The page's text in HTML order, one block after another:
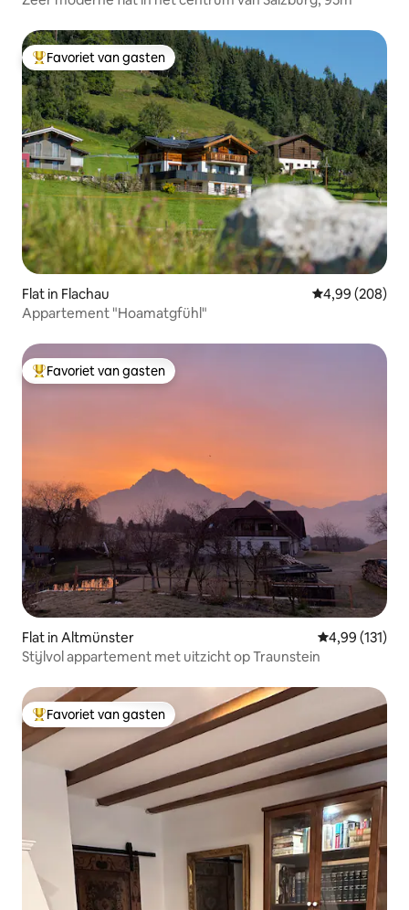
Topfavoriet van gasten
Favoriet van gasten
Flat in Flachau Gemiddelde
4,99 (208)
Appartement "Hoamatgfühl"
Topfavoriet van gasten
Favoriet van gasten
Flat in Altmünster Gemiddelde
4,99 (131)
Stijlvol appartement met uitzicht op Traunstein
Topfavoriet van gasten
Favoriet van gasten